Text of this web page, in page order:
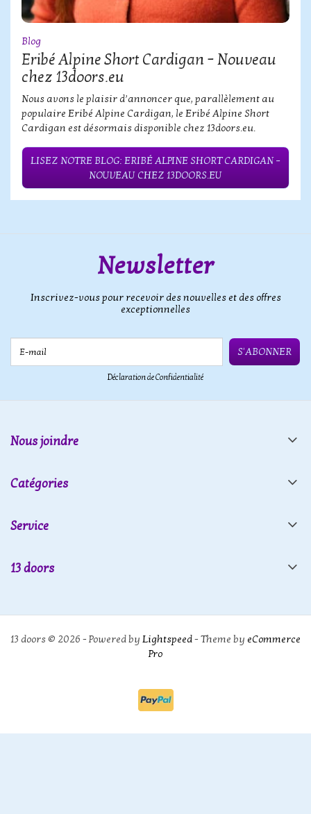
Blog
Eribé Alpine Short Cardigan – Nouveau
chez 13doors.eu
Nous avons le plaisir d’annoncer que, parallèlement au
populaire Eribé Alpine Cardigan, le Eribé Alpine Short
Cardigan est désormais disponible chez 13doors.eu.
LISEZ NOTRE BLOG: ERIBÉ ALPINE SHORT CARDIGAN –
NOUVEAU CHEZ 13DOORS.EU
Newsletter
Inscrivez-vous pour recevoir des nouvelles et des offres
exceptionnelles
S'ABONNER
Déclaration de Confidentialité
Nous joindre
Catégories
Service
13 doors
13 doors © 2026 - Powered by Lightspeed- Theme by eCommerce
Pro